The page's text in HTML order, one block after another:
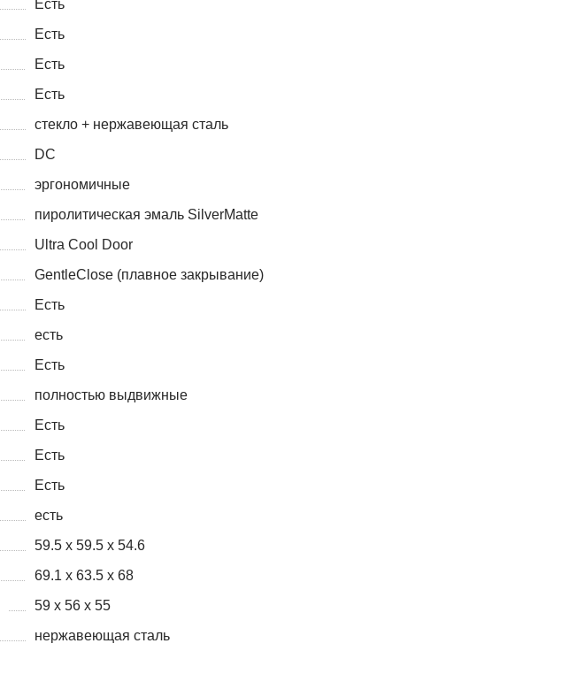
Есть
Есть
Есть
Есть
стекло + нержавеющая сталь
DC
эргономичные
пиролитическая эмаль SilverMatte
Ultra Cool Door
GentleClose (плавное закрывание)
Есть
есть
Есть
полностью выдвижные
Есть
Есть
Есть
есть
59.5 x 59.5 x 54.6
69.1 x 63.5 x 68
59 x 56 x 55
нержавеющая сталь